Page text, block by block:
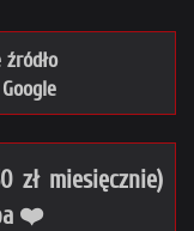
zł miesięcznie)
❤️